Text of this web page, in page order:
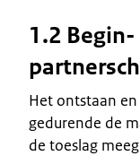
1.2
Het ontstaan
gedurende de
de toeslag